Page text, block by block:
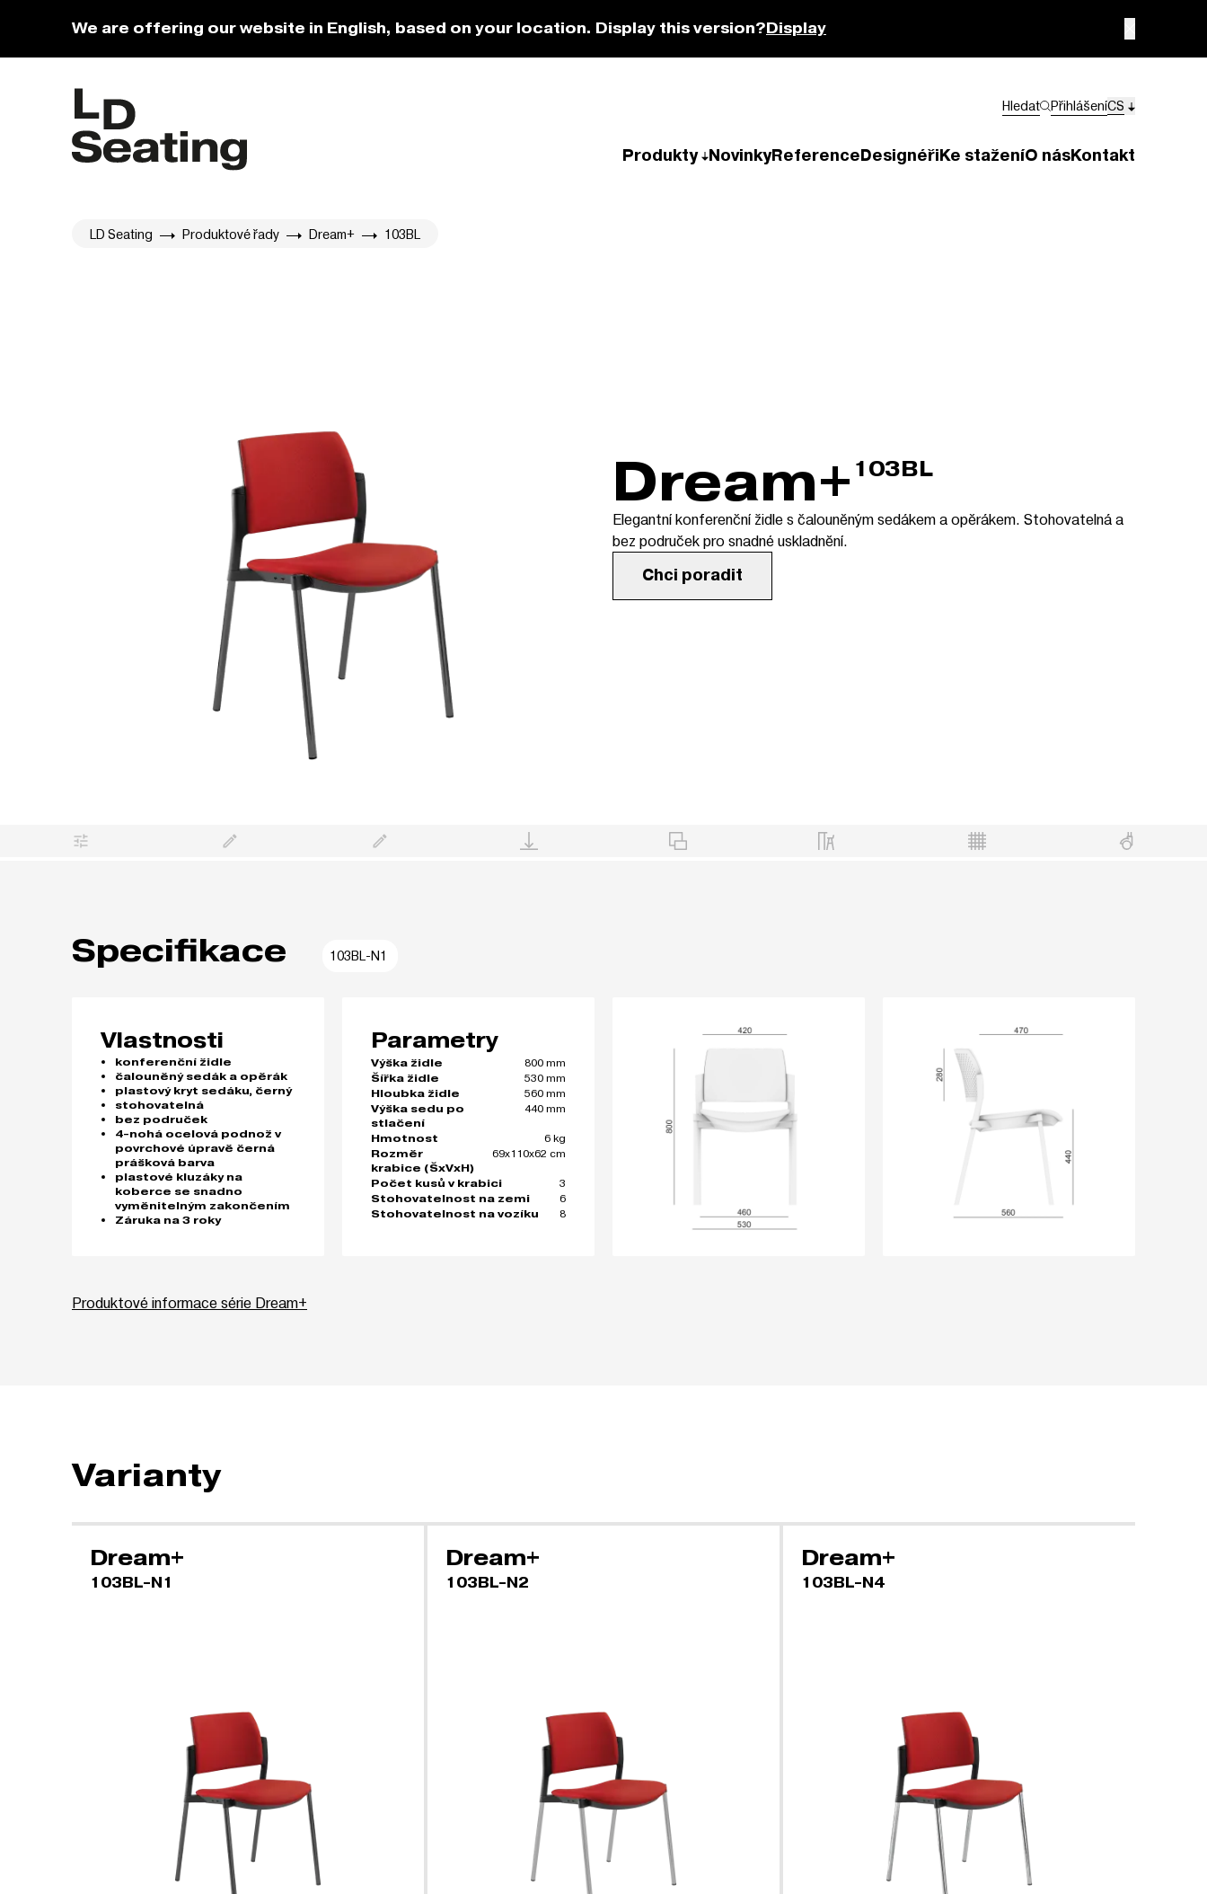
We are offering our website in English, based on your location. Display this version?Display
Hledat PřihlášeníCS
Produkty NovinkyReferenceDesignéřiKe staženíO násKontakt
LD Seating Produktové řady Dream+ 103BL
Dream+ 103BL
Elegantní konferenční židle s čalouněným sedákem a opěrákem. Stohovatelná a
bez područek pro snadné uskladnění.
Chci poradit
Specifikace 103BL-N1
Vlastnosti
konferenční židle
čalouněný sedák a opěrák
plastový kryt sedáku, černý
stohovatelná
bez područek
4-nohá ocelová podnož v
povrchové úpravě černá
prášková barva
plastové kluzáky na
koberce se snadno
vyměnitelným zakončením
Záruka na 3 roky
Parametry
Výška židle
800 mm
Šířka židle
530 mm
Hloubka židle
560 mm
Výška sedu po
stlačení
440 mm
Hmotnost
6 kg
Rozměr
krabice (ŠxVxH)
69x110x62 cm
Počet kusů v krabici
3
Stohovatelnost na zemi
6
Stohovatelnost na vozíku
8
Produktové informace série Dream+
Varianty
Dream+
103BL-N1
Dream+
103BL-N2
Dream+
103BL-N4